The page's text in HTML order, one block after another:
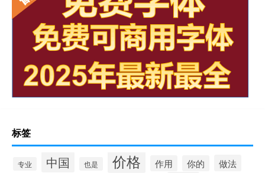
标签
专业 中国 也是 价格 作用 你的 做法